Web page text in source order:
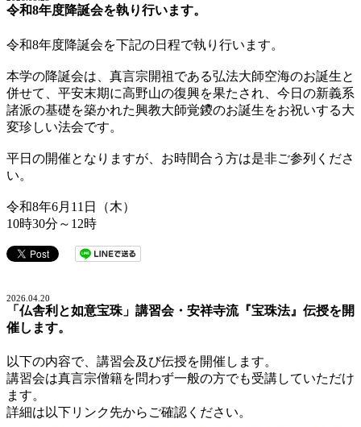
令和8年度降誕会を執り行います。
令和8年度降誕会を下記の日程で執り行います。
本学の降誕会は、真言宗開祖である弘法大師空海のお誕生と
併せて、平安末期に高野山の復興を果たされ、今日の新義系
諸派の基礎を築かれた興教大師覚鑁のお誕生をお祝いする大
変珍しい法会です。
平日の開催となりますが、お時間合う方は是非ご参列くださ
い。
令和8年6月11日（木）
10時30分～12時
2026.04.20
「仏舎利と如意宝珠」講習会・安祥寺流『宝珠法』伝授を開
催します。
以下の内容で、講習会及び伝授を開催します。
講習会は真言宗僧籍を問わず一般の方でも受講していただけ
ます。
詳細は以下リンク先からご確認ください。